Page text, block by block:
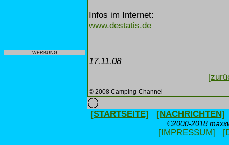
WERBUNG
Infos im Internet:
www.destatis.de
17.11.08
© 2008 Camping-Channel
[STARTSEITE] [NACHRICHTEN]
©2000-2018
[IMPRESSUM]